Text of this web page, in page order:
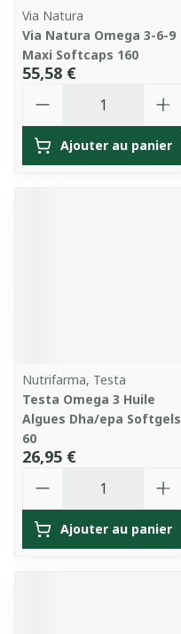
Via Natura
Via Natura Omega 3-6-9
Maxi Softcaps 160
55,58 €
Ajouter au panier
Nutrifarma, Testa
Testa Omega 3 Huile
Algues Dha/epa Softgels
60
26,95 €
Ajouter au panier